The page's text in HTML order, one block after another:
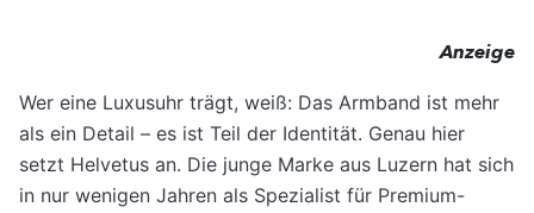
Anzeige
Wer eine Luxusuhr trägt, weiß: Das Armband ist mehr
als ein Detail – es ist Teil der Identität. Genau hier
setzt Helvetus an. Die junge Marke aus Luzern hat sich
in nur wenigen Jahren als Spezialist für Premium-